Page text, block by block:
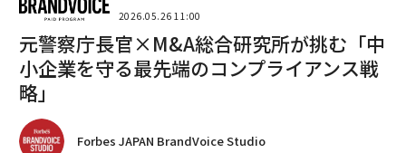
2026.05.26 11:00
元警察庁長官×M&A総合研究所が挑む「中
小企業を守る最先端のコンプライアンス戦
略」
Forbes JAPAN BrandVoice Studio